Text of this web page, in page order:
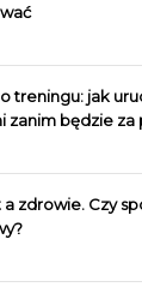
treningu: jak
zanim będzie za
a zdrowie. Czy